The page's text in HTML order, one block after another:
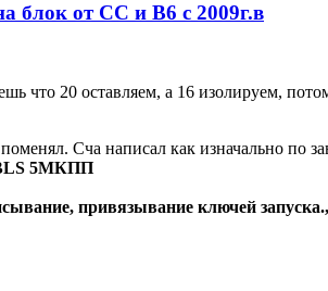
блок от CC и B6 c 2009г.в
что 20 оставляем, а 16 изолируем,
поменял. Сча написал как изначально
BLS 5МКПП
привязывание ключей